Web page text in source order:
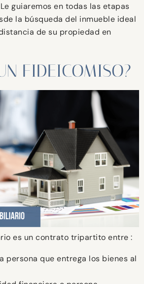
guiaremos en todas las etapas
la búsqueda del inmueble ideal
de su propiedad en
FIDEICOMISO?
es un contrato tripartito entre :
persona que entrega los bienes al